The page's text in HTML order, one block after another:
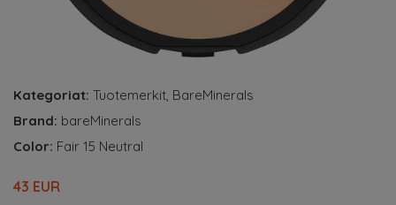
Kategoriat: Tuotemerkit, BareMinerals
Brand: bareMinerals
Color: Fair 15 Neutral
43 EUR